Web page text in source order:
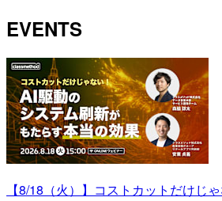
EVENTS
【8/18（火）】コストカットだけじ